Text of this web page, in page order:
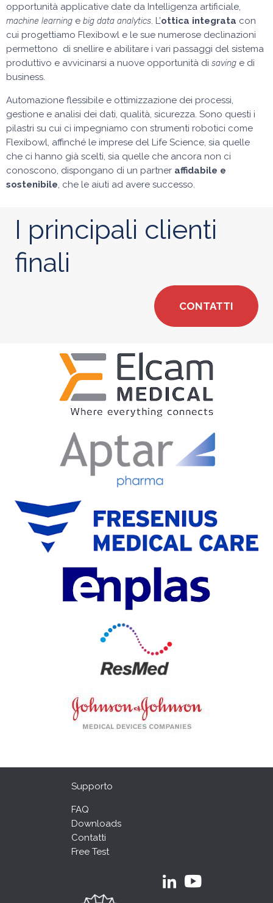
opportunità applicative date da Intelligenza artificiale,
machine learning e big data analytics . L’ottica integrata con
cui progettiamo Flexibowl e le sue numerose declinazioni
permettono di snellire e abilitare i vari passaggi del sistema
produttivo e avvicinarsi a nuove opportunità di saving e di
business.
Automazione flessibile e ottimizzazione dei processi,
gestione e analisi dei dati, qualità, sicurezza. Sono questi i
pilastri su cui ci impegniamo con strumenti robotici come
Flexibowl, affinché le imprese del Life Science, sia quelle
che ci hanno già scelti, sia quelle che ancora non ci
conoscono, dispongano di un partner affidabile e
sostenibile , che le aiuti ad avere successo.
I principali clienti
finali
CONTATTI
Supporto
FAQ
Downloads
Contatti
Free Test